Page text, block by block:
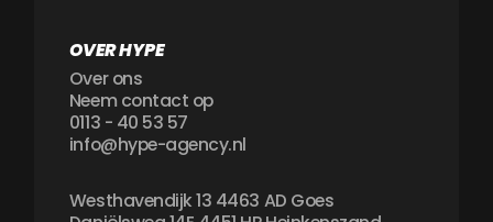
OVER HYPE
Over ons
Neem contact op
0113 - 40 53 57
info@hype-agency.nl
Westhavendijk 13 4463 AD Goes